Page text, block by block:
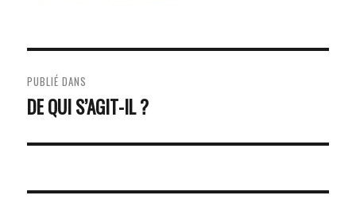
NAVIGATION
DE
PUBLIÉ DANS
DE QUI S’AGIT-IL ?